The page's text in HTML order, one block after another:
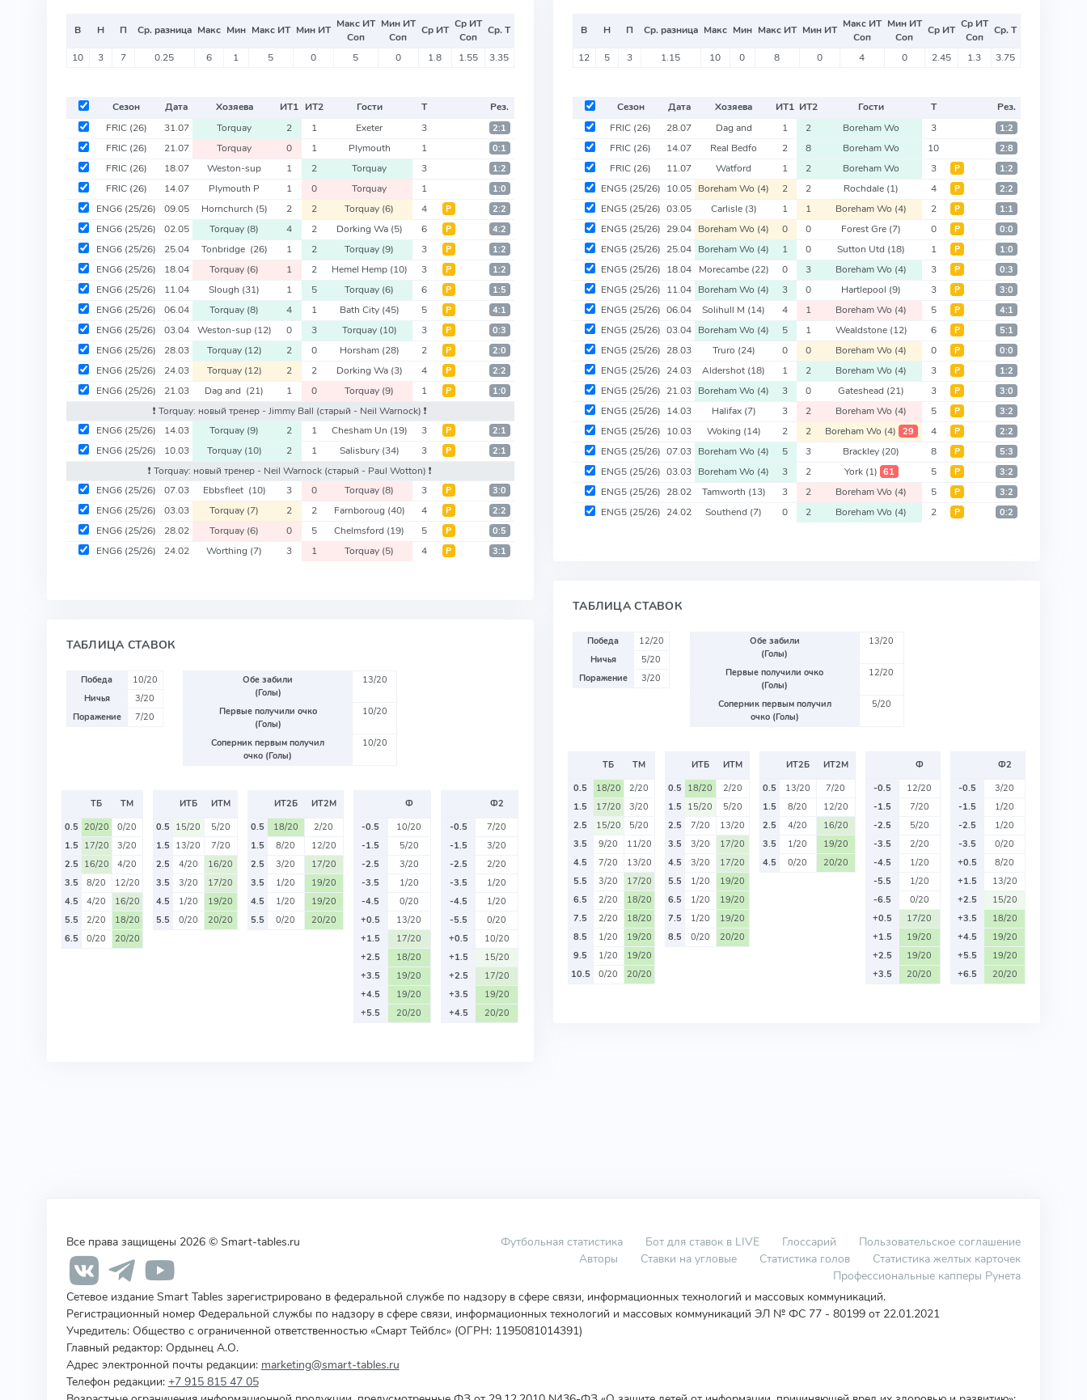
В Н П Ср. разница Макс Мин Макс ИТ Мин ИТ Макс ИТ
Соп
Мин ИТ
Соп
Ср ИТ Ср ИТ
Соп
Ср. Т
10 3 7 0.25 6 1 5 0 5 0 1.8 1.55 3.35
Сезон Дата Хозяева ИТ1 ИТ2 Гости Т
Рез.
FRIC (26) 31.07 Torquay 2 1 Exeter 3 2:1
FRIC (26) 21.07 Torquay 0 1 Plymouth 1 0:1
FRIC (26) 18.07 Weston-sup 1 2 Torquay 3 1:2
FRIC (26) 14.07 Plymouth P 1 0 Torquay 1 1:0
ENG6 (25/26) 09.05 Hornchurch (5) 2 2 Torquay (6) 4 Р 2:2
ENG6 (25/26) 02.05 Torquay (8) 4 2 Dorking Wa (5) 6 Р 4:2
ENG6 (25/26) 25.04 Tonbridge (26) 1 2 Torquay (9) 3 Р 1:2
ENG6 (25/26) 18.04 Torquay (6) 1 2 Hemel Hemp (10) 3 Р 1:2
ENG6 (25/26) 11.04 Slough (31) 1 5 Torquay (6) 6 Р 1:5
ENG6 (25/26) 06.04 Torquay (8) 4 1 Bath City (45) 5 Р 4:1
ENG6 (25/26) 03.04 Weston-sup (12) 0 3 Torquay (10) 3 Р 0:3
ENG6 (25/26) 28.03 Torquay (12) 2 0 Horsham (28) 2 Р 2:0
ENG6 (25/26) 24.03 Torquay (12) 2 2 Dorking Wa (3) 4 Р 2:2
ENG6 (25/26) 21.03 Dag and (21) 1 0 Torquay (9) 1 Р 1:0
❗️ Torquay: новый тренер - Jimmy Ball (старый - Neil Warnock) ❗️
ENG6 (25/26) 14.03 Torquay (9) 2 1 Chesham Un (19) 3 Р 2:1
ENG6 (25/26) 10.03 Torquay (10) 2 1 Salisbury (34) 3 Р 2:1
❗️ Torquay: новый тренер - Neil Warnock (старый - Paul Wotton) ❗️
ENG6 (25/26) 07.03 Ebbsfleet (10) 3 0 Torquay (8) 3 Р 3:0
ENG6 (25/26) 03.03 Torquay (7) 2 2 Farnboroug (40) 4 Р 2:2
ENG6 (25/26) 28.02 Torquay (6) 0 5 Chelmsford (19) 5 Р 0:5
ENG6 (25/26) 24.02 Worthing (7) 3 1 Torquay (5) 4 Р 3:1
ТАБЛИЦА СТАВОК
Победа
10/20
Ничья
3/20
Поражение
7/20
Обе забили
(Голы)
13/20
Первые получили очко
(Голы)
10/20
Соперник первым получил
очко (Голы)
10/20
ТБ
ТМ
0.5 20/20
0/20
1.5 17/20
3/20
2.5 16/20
4/20
3.5
8/20
12/20
4.5
4/20
16/20
5.5
2/20
18/20
6.5
0/20 20/20
ИТБ
ИТМ
0.5 15/20
5/20
1.5 13/20
7/20
2.5
4/20
16/20
3.5
3/20
17/20
4.5
1/20
19/20
5.5
0/20 20/20
ИТ2Б
ИТ2М
0.5
18/20
2/20
1.5
8/20
12/20
2.5
3/20
17/20
3.5
1/20
19/20
4.5
1/20
19/20
5.5
0/20 20/20
Ф
-0.5
10/20
-1.5
5/20
-2.5
3/20
-3.5
1/20
-4.5
0/20
+0.5
13/20
+1.5
17/20
+2.5
18/20
+3.5
19/20
+4.5
19/20
+5.5
20/20
Ф2
-0.5
7/20
-1.5
3/20
-2.5
2/20
-3.5
1/20
-4.5
1/20
-5.5
0/20
+0.5
10/20
+1.5
15/20
+2.5
17/20
+3.5
19/20
+4.5
20/20
В Н П Ср. разница Макс Мин Макс ИТ Мин ИТ Макс ИТ
Соп
Мин ИТ
Соп
Ср ИТ Ср ИТ
Соп
Ср. Т
12 5 3 1.15 10 0 8 0 4 0 2.45 1.3 3.75
Сезон Дата Хозяева ИТ1 ИТ2 Гости Т
Рез.
FRIC (26) 28.07 Dag and 1 2 Boreham Wo 3 1:2
FRIC (26) 14.07 Real Bedfo 2 8 Boreham Wo 10 2:8
FRIC (26) 11.07 Watford 1 2 Boreham Wo 3 Р 1:2
ENG5 (25/26) 10.05 Boreham Wo (4) 2 2 Rochdale (1) 4 Р 2:2
ENG5 (25/26) 03.05 Carlisle (3) 1 1 Boreham Wo (4) 2 Р 1:1
ENG5 (25/26) 29.04 Boreham Wo (4) 0 0 Forest Gre (7) 0 Р 0:0
ENG5 (25/26) 25.04 Boreham Wo (4) 1 0 Sutton Utd (18) 1 Р 1:0
ENG5 (25/26) 18.04 Morecambe (22) 0 3 Boreham Wo (4) 3 Р 0:3
ENG5 (25/26) 11.04 Boreham Wo (4) 3 0 Hartlepool (9) 3 Р 3:0
ENG5 (25/26) 06.04 Solihull M (14) 4 1 Boreham Wo (4) 5 Р 4:1
ENG5 (25/26) 03.04 Boreham Wo (4) 5 1 Wealdstone (12) 6 Р 5:1
ENG5 (25/26) 28.03 Truro (24) 0 0 Boreham Wo (4) 0 Р 0:0
ENG5 (25/26) 24.03 Aldershot (18) 1 2 Boreham Wo (4) 3 Р 1:2
ENG5 (25/26) 21.03 Boreham Wo (4) 3 0 Gateshead (21) 3 Р 3:0
ENG5 (25/26) 14.03 Halifax (7) 3 2 Boreham Wo (4) 5 Р 3:2
ENG5 (25/26) 10.03 Woking (14) 2 2 Boreham Wo (4) 29 4 Р 2:2
ENG5 (25/26) 07.03 Boreham Wo (4) 5 3 Brackley (20) 8 Р 5:3
ENG5 (25/26) 03.03 Boreham Wo (4) 3 2 York (1) 61 5 Р 3:2
ENG5 (25/26) 28.02 Tamworth (13) 3 2 Boreham Wo (4) 5 Р 3:2
ENG5 (25/26) 24.02 Southend (7) 0 2 Boreham Wo (4) 2 Р 0:2
ТАБЛИЦА СТАВОК
Победа
12/20
Ничья
5/20
Поражение
3/20
Обе забили
(Голы)
13/20
Первые получили очко
(Голы)
12/20
Соперник первым получил
очко (Голы)
5/20
ТБ
ТМ
0.5
18/20
2/20
1.5
17/20
3/20
2.5
15/20
5/20
3.5
9/20
11/20
4.5
7/20
13/20
5.5
3/20
17/20
6.5
2/20
18/20
7.5
2/20
18/20
8.5
1/20
19/20
9.5
1/20
19/20
10.5
0/20 20/20
ИТБ
ИТМ
0.5 18/20
2/20
1.5 15/20
5/20
2.5
7/20
13/20
3.5
3/20
17/20
4.5
3/20
17/20
5.5
1/20
19/20
6.5
1/20
19/20
7.5
1/20
19/20
8.5
0/20 20/20
ИТ2Б
ИТ2М
0.5
13/20
7/20
1.5
8/20
12/20
2.5
4/20
16/20
3.5
1/20
19/20
4.5
0/20 20/20
Ф
-0.5
12/20
-1.5
7/20
-2.5
5/20
-3.5
2/20
-4.5
1/20
-5.5
1/20
-6.5
0/20
+0.5
17/20
+1.5
19/20
+2.5
19/20
+3.5
20/20
Ф2
-0.5
3/20
-1.5
1/20
-2.5
1/20
-3.5
0/20
+0.5
8/20
+1.5
13/20
+2.5
15/20
+3.5
18/20
+4.5
19/20
+5.5
19/20
+6.5
20/20
Все права защищены 2026 © Smart-tables.ru Футбольная статистика Бот для ставок в LIVE Глоссарий
Пользовательское соглашение
Авторы
Ставки на угловые Статистика голов
Статистика желтых карточек
Профессиональные капперы Рунета
Сетевое издание Smart Tables зарегистрировано в федеральной службе по надзору в сфере связи, информационных технологий и массовых коммуникаций.
Регистрационный номер Федеральной службы по надзору в сфере связи, информационных технологий и массовых коммуникаций ЭЛ № ФС 77 - 80199 от 22.01.2021
Учредитель: Общество с ограниченной ответственностью «Смарт Тейблс» (ОГРН: 1195081014391)
Главный редактор: Ордынец А.О.
Адрес электронной почты редакции: marketing@smart-tables.ru
Телефон редакции: +7 915 815 47 05